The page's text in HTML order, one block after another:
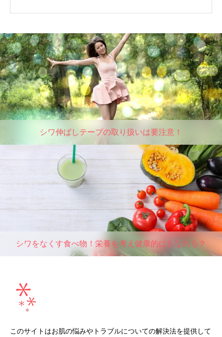
シワ伸ばしテープの取り扱いは要注意！
シワをなくす食べ物！栄養を考え健康的にもなれる？
このサイトはお肌の悩みやトラブルについての解決法を提供して